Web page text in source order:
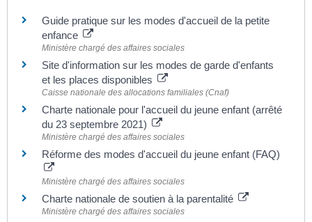
Guide pratique sur les modes d'accueil de la petite
enfance
Ministère chargé des affaires sociales
Site d'information sur les modes de garde d'enfants
et les places disponibles
Caisse nationale des allocations familiales (Cnaf)
Charte nationale pour l'accueil du jeune enfant (arrêté
du 23 septembre 2021)
Ministère chargé des affaires sociales
Réforme des modes d'accueil du jeune enfant (FAQ)
Ministère chargé des affaires sociales
Charte nationale de soutien à la parentalité
Ministère chargé des affaires sociales